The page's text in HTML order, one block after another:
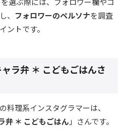
、 フォロワーのペルソナを調査
ントです。
ラ弁 ＊ こどもごはんさ
料理系インスタグラマーは、
弁 ＊ こどもごはん 」さんです。